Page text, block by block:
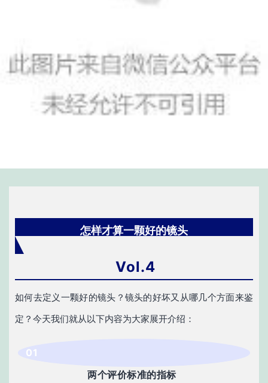
怎样才算一颗好的镜头
Vol.4
如何去定义一颗好的镜头？镜头的好坏又从哪几个方面来鉴
定？今天我们就从以下内容为大家展开介绍：
01
两个评价标准的指标